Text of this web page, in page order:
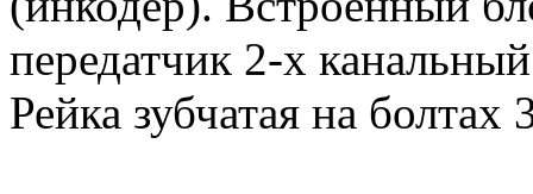
передатчик 2-х
Рейка зубчатая на